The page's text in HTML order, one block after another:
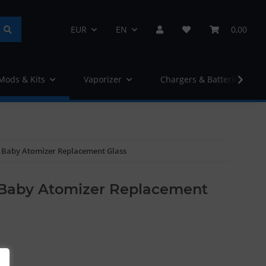
EUR EN 0,00
& Kits Vaporizer Chargers & Batteries
Baby Atomizer Replacement Glass
Atomizer Replacement